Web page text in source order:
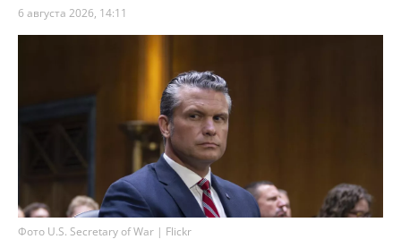
6 августа 2026, 14:11
Фото U.S. Secretary of War | Flickr